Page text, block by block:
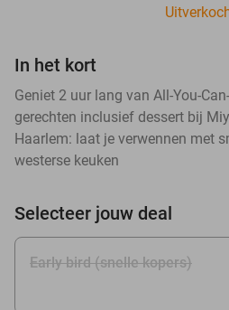
In het kort
Geniet 2 uur lang van All-You-
gerechten inclusief dessert bij
Haarlem: laat je verwennen met
westerse keuken
Selecteer jouw deal
Early bird (snelle kopers)